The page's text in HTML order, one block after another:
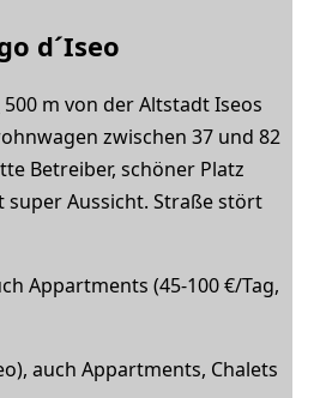
d´Iseo
500 m von der Altstadt Iseos
zwischen 37 und 82
Betreiber, schöner Platz
super Aussicht. Straße stört
Appartments (45-100 €/Tag,
auch Appartments, Chalets